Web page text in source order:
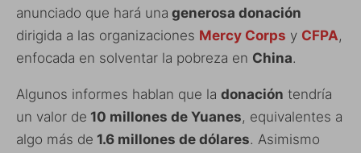
anunciado que hará una generosa donación
dirigida a las organizaciones Mercy Corps y CFPA,
enfocada en solventar la pobreza en China.
Algunos informes hablan que la donación tendría
un valor de 10 millones de Yuanes, equivalentes a
algo más de 1.6 millones de dólares. Asimismo